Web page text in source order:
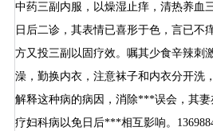
中药三副内服，以燥湿止痒，清热养血
日后二诊，其表情已喜形于色，言已不
方又投三副以固疗效。嘱其少食辛辣刺
澡，勤换内衣，注意袜子和内衣分开洗
解释这种病的病因，消除***误会，其
疗妇科病以免日后***相互影响。